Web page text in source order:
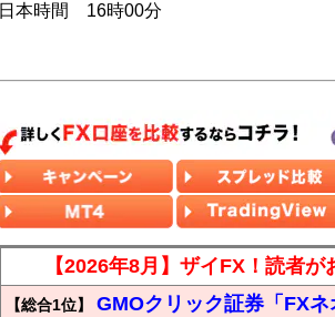
日本時間 16時00分
【2026年8月】ザイFX！読者
【総合1位】 GMOクリック証券「FXネ